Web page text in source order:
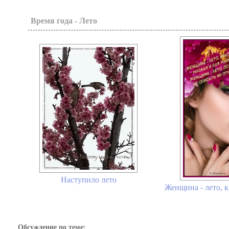
Время года - Лето
Наступило лето
Женщина - лето,
Обсуждение по теме: